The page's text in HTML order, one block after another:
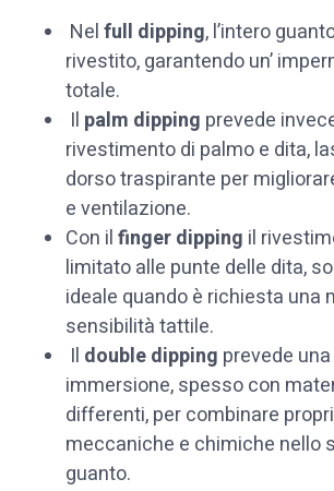
Nelfull dipping, l’intero
rivestito, garantendo un’
totale.
Il palm dipping prevede
rivestimento di palmo e dita,
dorso traspirante per
e ventilazione.
Con ilfinger dipping il
limitato alle punte delle dita,
ideale quando è richiesta una
sensibilità tattile.
Il double dipping prevede
immersione, spesso con
differenti, per combinare
meccaniche e chimiche nello
guanto.